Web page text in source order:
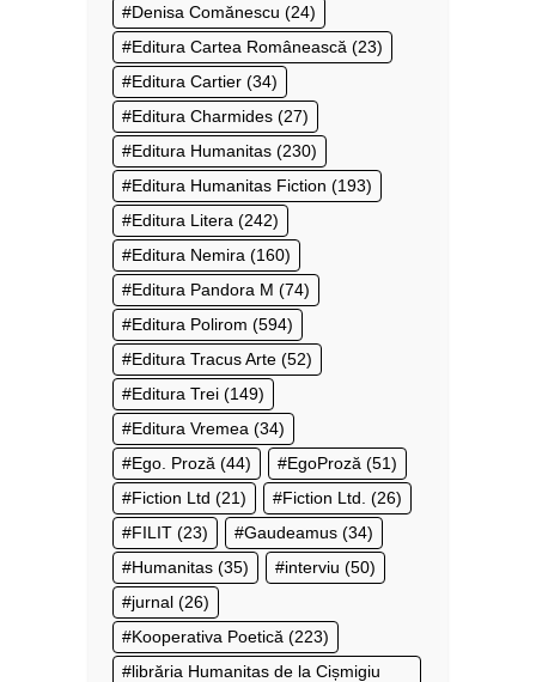
Denisa Comănescu (24)
Editura Cartea Românească (23)
Editura Cartier (34)
Editura Charmides (27)
Editura Humanitas (230)
Editura Humanitas Fiction (193)
Editura Litera (242)
Editura Nemira (160)
Editura Pandora M (74)
Editura Polirom (594)
Editura Tracus Arte (52)
Editura Trei (149)
Editura Vremea (34)
Ego. Proză (44) EgoProză (51)
Fiction Ltd (21) Fiction Ltd. (26)
FILIT (23) Gaudeamus (34)
Humanitas (35) interviu (50)
jurnal (26)
Kooperativa Poetică (223)
librăria Humanitas de la Cișmigiu